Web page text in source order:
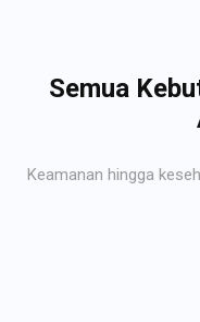
Semua
Keamanan hingga